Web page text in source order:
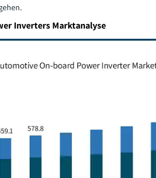
Inverters Marktanalyse